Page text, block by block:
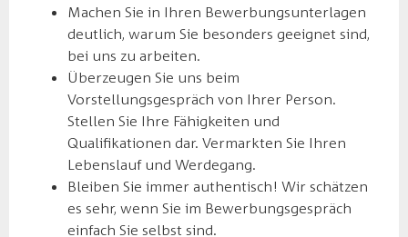
Machen Sie in Ihren Bewerbungsunterlagen
deutlich, warum Sie besonders geeignet sind,
bei uns zu arbeiten.
Überzeugen Sie uns beim
Vorstellungsgespräch von Ihrer Person.
Stellen Sie Ihre Fähigkeiten und
Qualifikationen dar. Vermarkten Sie Ihren
Lebenslauf und Werdegang.
Bleiben Sie immer authentisch! Wir schätzen
es sehr, wenn Sie im Bewerbungsgespräch
einfach Sie selbst sind.